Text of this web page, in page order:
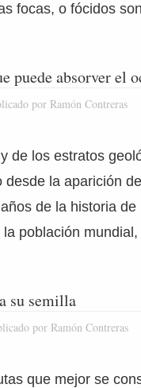
focas, o fócidos
puede absorver el
por Ramón Contreras
de los estratos
desde la aparición
de la historia
la población
su semilla
por Ramón Contreras
que mejor se